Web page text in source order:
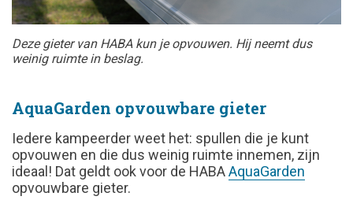
Deze gieter van HABA kun je opvouwen. Hij neemt dus
weinig ruimte in beslag.
AquaGarden opvouwbare gieter
Iedere kampeerder weet het: spullen die je kunt
opvouwen en die dus weinig ruimte innemen, zijn
ideaal! Dat geldt ook voor de HABAAquaGarden
opvouwbare gieter.